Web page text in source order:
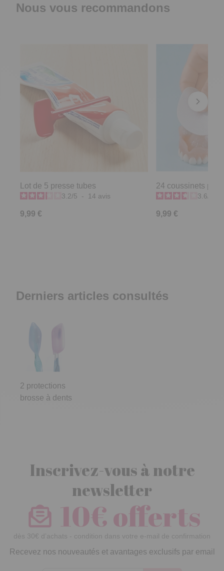
Nous vous recommandons
Lot de 5 presse tubes
3.2/5 - 14 avis
9,99 €
24 coussinets
3.6
9,99 €
Derniers articles consultés
2 protections
brosse à dents
Inscrivez-vous à notre
newsletter
10€ offerts
dès 30€ d’achats - condition dans votre e-mail de confirmation
Recevez nos nouveautés et avantages exclusifs par email